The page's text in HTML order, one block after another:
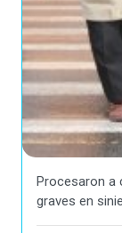
Procesaron a
graves en